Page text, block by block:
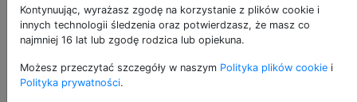
13
8 Puzzle to mniejszy wariant 15Puzzle (lub
wypełnioną cyframi od 0 do 8 (0 oznacza
pustą płytkę) ułożoną w losowej kolejności.
Kontynuując, wyrażasz zgodę na korzystanie z plików cookie i
innych technologii śledzenia oraz potwierdzasz, że masz co
najmniej 16 lat lub zgodę rodzica lub opiekuna.
Możesz przeczytać szczegóły w naszym Polityka plików cookie i
Polityka prywatności.